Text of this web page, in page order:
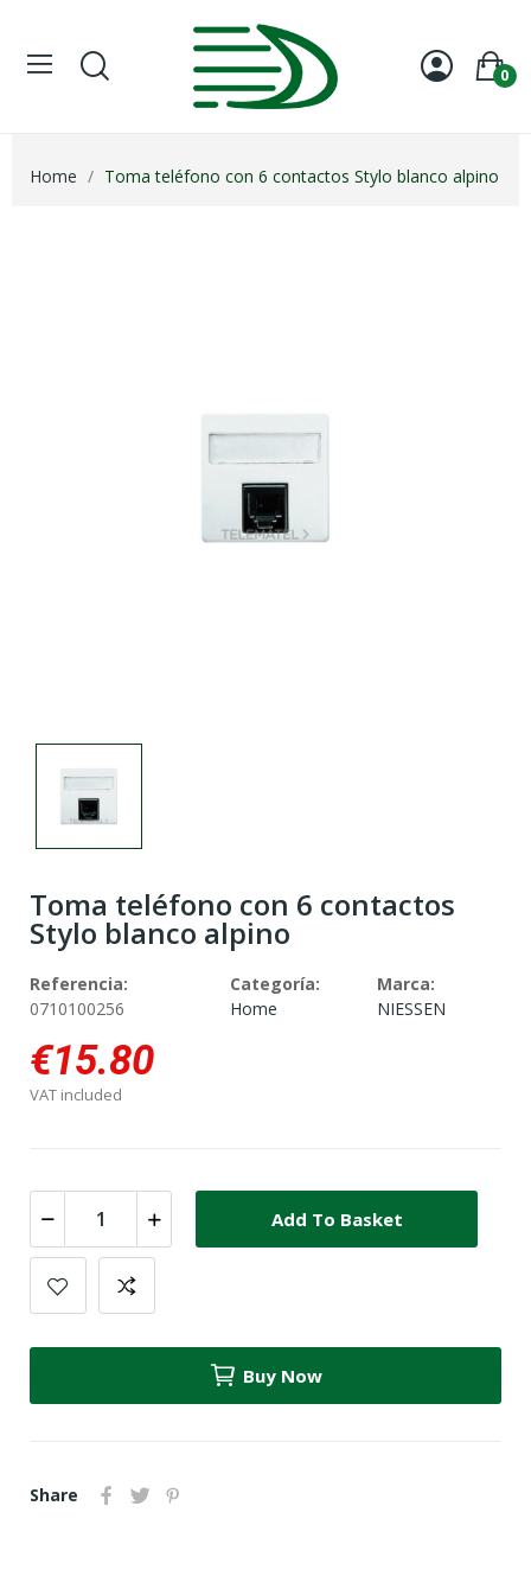
0
Home Toma teléfono con 6 contactos Stylo blanco alpino
Toma teléfono con 6 contactos
Stylo blanco alpino
Referencia:
0710100256
Categoría:
Home
Marca:
NIESSEN
€15.80
VAT included
Add To Basket
Buy Now
Share